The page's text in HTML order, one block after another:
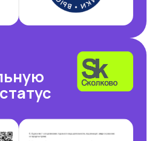
и уже